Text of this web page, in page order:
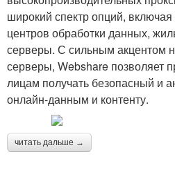
широкий спектр опций,
центров обработки данных,
серверы. С сильным акцентом
серверы, Webshare позволяет
лицам получать безопасный и
онлайн-данным и контенту.
читать дальше →